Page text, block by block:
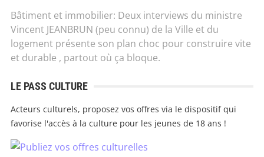
Bâtiment et immobilier: Deux interviews du ministre
Vincent JEANBRUN (peu connu) de la Ville et du
logement présente son plan choc pour construire vite
et durable , partout où ça bloque.
LE PASS CULTURE
Acteurs culturels, proposez vos offres via le dispositif qui
favorise l'accès à la culture pour les jeunes de 18 ans !